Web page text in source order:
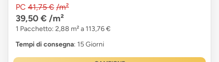
PC 41,75 € /m²
39,50 € /m²
1 Pacchetto: 2,88 m² a 113,76 €
Tempi di consegna: 15 Giorni